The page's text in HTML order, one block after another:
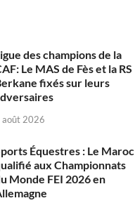
des champions de la
Le MAS de Fès et la RS
fixés sur leurs
août 2026
Équestres : Le Maroc
aux Championnats
Monde FEI 2026 en